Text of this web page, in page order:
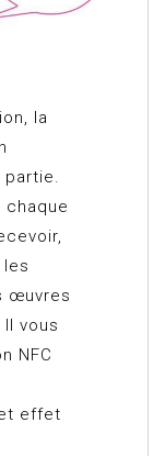
la
œuvres
vous
NFC
effet